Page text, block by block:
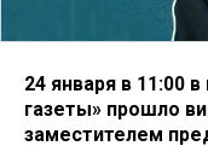
24 января в 11:00
газеты» прошло
заместителем